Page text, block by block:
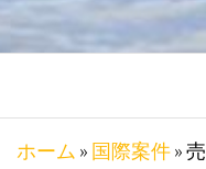
ホーム » 国際案件»